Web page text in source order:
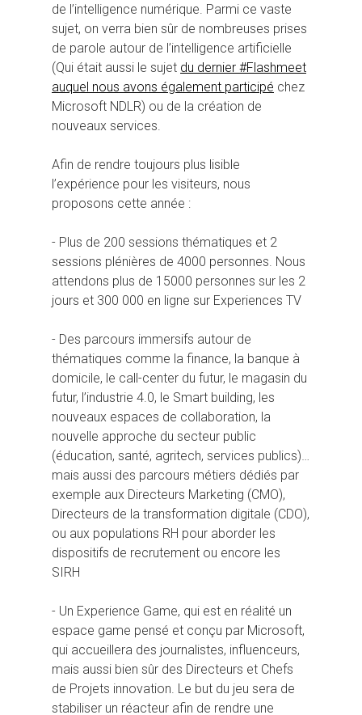
de l’intelligence numérique. Parmi ce vaste
sujet, on verra bien sûr de nombreuses prises
de parole autour de l’intelligence artificielle
(Qui était aussi le sujet du dernier #Flashmeet
auquel nous avons également participé chez
Microsoft NDLR) ou de la création de
nouveaux services.
Afin de rendre toujours plus lisible
l’expérience pour les visiteurs, nous
proposons cette année :
- Plus de 200 sessions thématiques et 2
sessions plénières de 4000 personnes. Nous
attendons plus de 15000 personnes sur les 2
jours et 300 000 en ligne sur Experiences TV
- Des parcours immersifs autour de
thématiques comme la finance, la banque à
domicile, le call-center du futur, le magasin du
futur, l’industrie 4.0, le Smart building, les
nouveaux espaces de collaboration, la
nouvelle approche du secteur public
(éducation, santé, agritech, services publics)…
mais aussi des parcours métiers dédiés par
exemple aux Directeurs Marketing (CMO),
Directeurs de la transformation digitale (CDO),
ou aux populations RH pour aborder les
dispositifs de recrutement ou encore les
SIRH
- Un Experience Game, qui est en réalité un
espace game pensé et conçu par Microsoft,
qui accueillera des journalistes, influenceurs,
mais aussi bien sûr des Directeurs et Chefs
de Projets innovation. Le but du jeu sera de
stabiliser un réacteur afin de rendre une